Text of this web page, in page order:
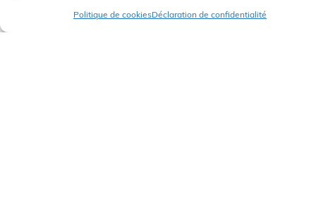
Politique de cookiesDéclaration de confidentialité